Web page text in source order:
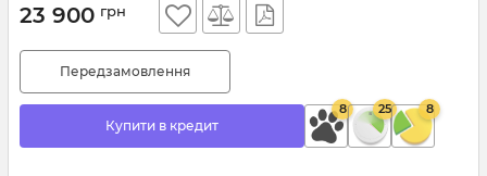
23 900 грн
Передзамовлення
Купити в кредит
8 25 8